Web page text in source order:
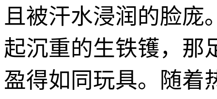
且被汗水浸润的脸庞
起沉重的生铁镬，那
盈得如同玩具。随着